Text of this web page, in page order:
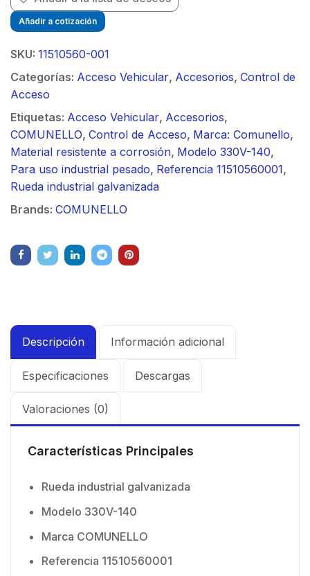
Añadir a cotización
SKU: 11510560-001
Categorías: Acceso Vehicular, Accesorios, Control de
Acceso
Etiquetas: Acceso Vehicular, Accesorios,
COMUNELLO, Control de Acceso, Marca: Comunello,
Material resistente a corrosión, Modelo 330V-140,
Para uso industrial pesado, Referencia 11510560001,
Rueda industrial galvanizada
Brands: COMUNELLO
Descripción Información adicional
Especificaciones Descargas
Valoraciones (0)
Características Principales
Rueda industrial galvanizada
Modelo 330V-140
Marca COMUNELLO
Referencia 11510560001